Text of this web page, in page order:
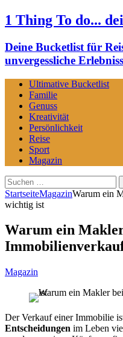
1 Thing To do...
Deine Bucketlist für
unvergessliche
Ultimative Bucketlist
Familie
Genuss
Kreativität
Persönlichkeit
Reise
Sport
Magazin
Suchen
nach:
StartseiteMagazinWarum ein
wichtig ist
Warum ein
Magazin
Der Verkauf einer Immobilie
Entscheidungen im Leben